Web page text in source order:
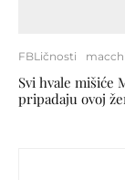
FBLičnosti
Svi hvale mišiće
pripadaju ovoj